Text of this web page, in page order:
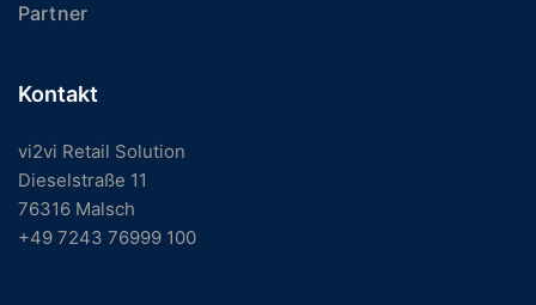
Partner
Kontakt
vi2vi Retail Solution
Dieselstraße 11
76316 Malsch
+49 7243 76999 100